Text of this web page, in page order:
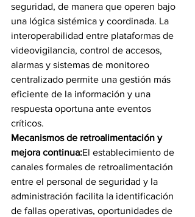
seguridad, de manera que operen bajo
una lógica sistémica y coordinada. La
interoperabilidad entre plataformas de
videovigilancia, control de accesos,
alarmas y sistemas de monitoreo
centralizado permite una gestión más
eficiente de la información y una
respuesta oportuna ante eventos
críticos.
Mecanismos de retroalimentación y
mejora continua:El establecimiento de
canales formales de retroalimentación
entre el personal de seguridad y la
administración facilita la identificación
de fallas operativas, oportunidades de